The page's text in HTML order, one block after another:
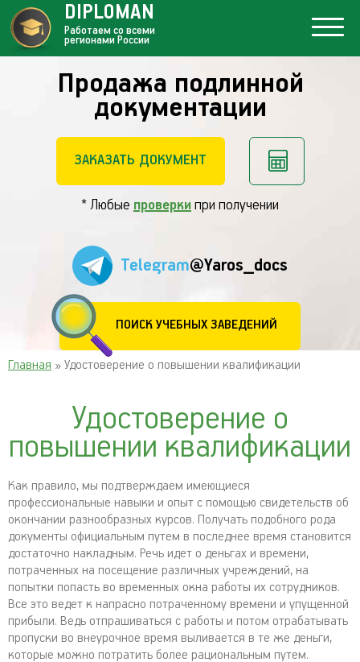
Продажа подлинной
документации
ЗАКАЗАТЬ ДОКУМЕНТ
* Любые проверки при получении
Telegram@Yaros_docs
ПОИСК УЧЕБНЫХ ЗАВЕДЕНИЙ
DIPLOMAN
Работаем со всеми
регионами России
Главная » Удостоверение о повышении квалификации
Удостоверение о
повышении квалификации
Как правило, мы подтверждаем имеющиеся
профессиональные навыки и опыт с помощью свидетельств об
окончании разнообразных курсов. Получать подобного рода
документы официальным путем в последнее время становится
достаточно накладным. Речь идет о деньгах и времени,
потраченных на посещение различных учреждений, на
попытки попасть во временных окна работы их сотрудников.
Все это ведет к напрасно потраченному времени и упущенной
прибыли. Ведь отпрашиваться с работы и потом отрабатывать
пропуски во внеурочное время выливается в те же деньги,
которые можно потратить более рациональным путем.